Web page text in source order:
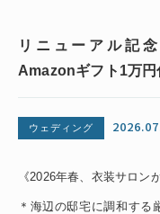
リニューアル記
Amazonギフト1万円
ウェディング
《2026年春、衣装サロン
＊海辺の邸宅に調和する